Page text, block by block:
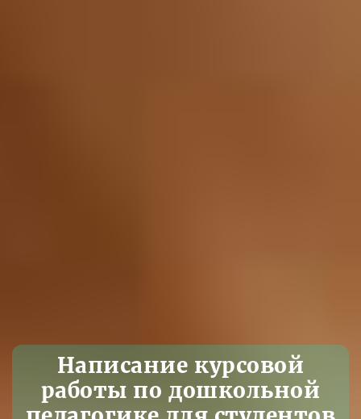
Написание курсовой
работы по дошкольной